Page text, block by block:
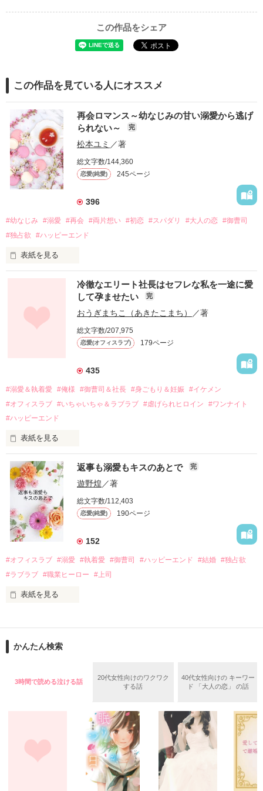
この作品をシェア
この作品を見ている人にオススメ
再会ロマンス～幼なじみの甘い溺愛から逃げ
られない～
完
松本ユミ ／著
総文字数/144,360
恋愛(純愛) 245ページ
396
#幼なじみ #溺愛 #再会 #両片想い #初恋 #スパダリ #大人の恋 #御曹司
#独占欲
#ハッピーエンド
表紙を見る
幼なじみの哲平に淡い恋心を抱いていた美桜。
しかし、ある出来事をきっかけに二人の関係は壊れてしまう。
関係修復もできないまま、美桜は両親の離婚によって
引っ越すことになり、哲平とも離れ離れになった。
それから約十二年後。
過去の傷から、二度と会いたくないと思っていた哲平に
運命のような再会を果たす。
酔った勢いで一夜を共にしてしまった。
さらに、美桜が初めてだと知った哲平は
『責任をとる、結婚しよう』と真っ直ぐに告げてきた。
戸惑う美桜とは裏腹に、好きという気持ちを隠すことなく
甘やかしてくる。
そんなある日、哲平は美桜がストーカー被害に
遭っていることを知る。
美桜を守るため、哲平は同居を提案してきて――。
夏木美桜(なつきみお)
鳴海哲平 (なるみてっぺい)
2026.6.5～2026.7.25
＊以前、公開していた話の改稿版です＊
作品を読む
冷徹なエリート社長はセフレな私を一途に愛
して孕ませたい
完
おうぎまちこ（あきたこまち） ／著
総文字数/207,975
恋愛(オフィスラブ) 179ページ
435
#溺愛＆執着愛 #俺様 #御曹司＆社長 #身ごもり＆妊娠 #イケメン
#オフィスラブ #いちゃいちゃ＆ラブラブ #虐げられヒロイン
#ワンナイト
#ハッピーエンド
表紙を見る
おかしな噂を流されて前の職場でうまくいかなかった梅田美
桜は、海外で傷心旅行をしていたところ、日本人美青年と出会
い、酒の勢いもあり一夜限りの関係となる。
帰国後、美桜は新しい職場でワンナイトした美青年と再会。
なんと彼の正体は、とある財閥御曹司にも関わらず、一族を離
れて起業した新進気鋭の実業家、社内でも冷徹だと評判な社長
――御影恭司その人だったのだ――！
なぜか恭司から飼い猫の世話係を命じられた美桜は、猫の世
の関係となってしまい――？
返事も溺愛もキスのあとで 完
遊野煌／著
総文字数/112,403
恋愛(純愛) 190ページ
152
#オフィスラブ #溺愛 #執着愛 #御曹司 #ハッピーエンド #結婚 #独占欲
#ラブラブ #職業ヒーロー #上司
表紙を見る
ションの企画戦略室で働いている。
めた、同期で恋人の石垣守（26）がいるのだが、後輩の姫原由
守と由羅から『便利屋雛子』と馬鹿にされ、一人こっそり泣い
た上、同居まで提案してきて──？
鷹哉『宜しくな、俺の雛子』🦅
雛子『俺の……ひぃ、雛子？！！！』🐥
シゴデキで冷徹な上司が見せる素顔は、なぜか想像以上に甘く
かんたん検索
3時間で読める泣ける話
20代女性向けのワクワク
する話
40代女性向けの キーワー
ド 「大人の恋」 の話